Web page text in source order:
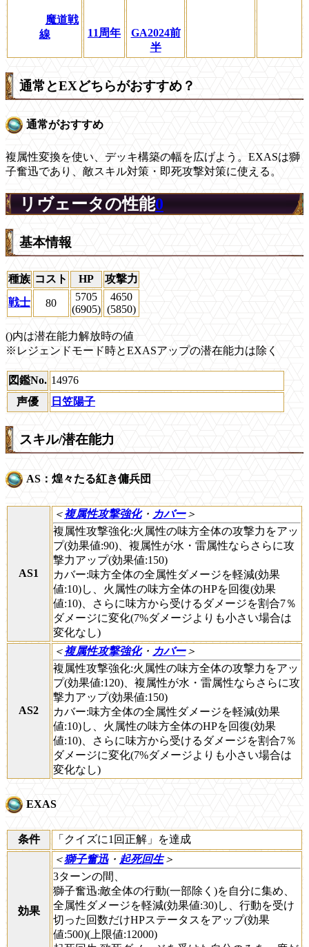
魔道戦
線
11周年
GA2024前
半
通常とEXどちらがおすすめ？
通常がおすすめ
複属性変換を使い、デッキ構築の幅を広げよう。EXASは獅
子奮迅であり、敵スキル対策・即死攻撃対策に使える。
リヴェータの性能0
基本情報
種族 コスト HP
攻撃力
戦士
80
5705
(6905)
4650
(5850)
()内は潜在能力解放時の値
※レジェンドモード時とEXASアップの潜在能力は除く
図鑑No. 14976
声優
日笠陽子
スキル/潜在能力
AS：煌々たる紅き傭兵団
AS1
＜複属性攻撃強化・ カバー＞
複属性攻撃強化:火属性の味方全体の攻撃力をアッ
プ(効果値:90)、複属性が水・雷属性ならさらに攻
撃力アップ(効果値:150)
カバー:味方全体の全属性ダメージを軽減(効果
値:10)し、火属性の味方全体のHPを回復(効果
値:10)、さらに味方から受けるダメージを割合7％
ダメージに変化(7%ダメージよりも小さい場合は
変化なし)
AS2
＜複属性攻撃強化・ カバー＞
複属性攻撃強化:火属性の味方全体の攻撃力をアッ
プ(効果値:120)、複属性が水・雷属性ならさらに攻
撃力アップ(効果値:150)
カバー:味方全体の全属性ダメージを軽減(効果
値:10)し、火属性の味方全体のHPを回復(効果
値:10)、さらに味方から受けるダメージを割合7％
ダメージに変化(7%ダメージよりも小さい場合は
変化なし)
EXAS
条件 「クイズに1回正解」を達成
効果
＜獅子奮迅・ 起死回生＞
3ターンの間、
獅子奮迅:敵全体の行動(一部除く)を自分に集め、
全属性ダメージを軽減(効果値:30)し、行動を受け
切った回数だけHPステータスをアップ(効果
値:500)(上限値:12000)